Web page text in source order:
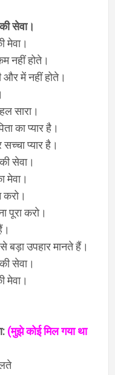
सेवा।
मेवा।
नहीं होते।
में नहीं होते।
सारा।
का प्यार है।
प्यार है।
सेवा।
मेवा।
करो।
पूरा करो।
बड़ा उपहार मानते हैं।
सेवा।
मेवा।
(मुझे कोई मिल गया था